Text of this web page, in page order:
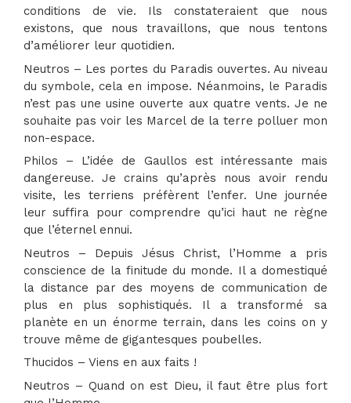
conditions de vie. Ils constateraient que nous
existons, que nous travaillons, que nous tentons
d’améliorer leur quotidien.
Neutros – Les portes du Paradis ouvertes. Au niveau
du symbole, cela en impose. Néanmoins, le Paradis
n’est pas une usine ouverte aux quatre vents. Je ne
souhaite pas voir les Marcel de la terre polluer mon
non-espace.
Philos – L’idée de Gaullos est intéressante mais
dangereuse. Je crains qu’après nous avoir rendu
visite, les terriens préfèrent l’enfer. Une journée
leur suffira pour comprendre qu’ici haut ne règne
que l’éternel ennui.
Neutros – Depuis Jésus Christ, l’Homme a pris
conscience de la finitude du monde. Il a domestiqué
la distance par des moyens de communication de
plus en plus sophistiqués. Il a transformé sa
planète en un énorme terrain, dans les coins on y
trouve même de gigantesques poubelles.
Thucidos – Viens en aux faits !
Neutros – Quand on est Dieu, il faut être plus fort